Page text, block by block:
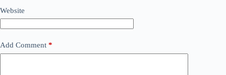
Website
Add Comment *